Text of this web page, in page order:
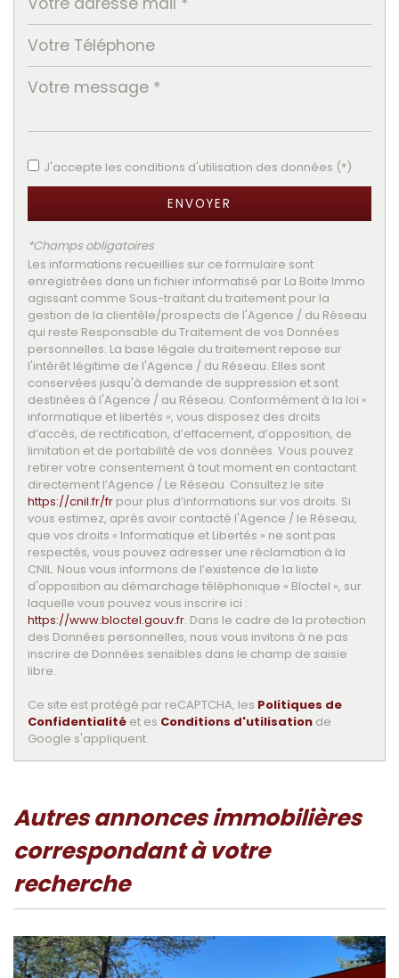
Taxe foncière
21,57 %
Habitants de moins de 25 ans
Habitants de 25 à 55 ans
Familles sans enfant
40,65 %
Familles avec 1 ou 2 enfants
Appartements
Familles avec 3 enfants
6,53 %
J'accepte les conditions d'utilisation des données (*)
ENVOYER
*Champs obligatoires
Les informations recueillies sur ce formulaire sont
enregistrées dans un fichier informatisé par La Boite Immo
agissant comme Sous-traitant du traitement pour la
gestion de la clientèle/prospects de l'Agence / du Réseau
qui reste Responsable du Traitement de vos Données
personnelles. La base légale du traitement repose sur
l'intérêt légitime de l'Agence / du Réseau. Elles sont
conservées jusqu'à demande de suppression et sont
destinées à l'Agence / au Réseau. Conformément à la loi «
informatique et libertés », vous disposez des droits
d’accès, de rectification, d’effacement, d’opposition, de
limitation et de portabilité de vos données. Vous pouvez
retirer votre consentement à tout moment en contactant
directement l’Agence / Le Réseau. Consultez le site
https://cnil.fr/fr pour plus d’informations sur vos droits. Si
vous estimez, après avoir contacté l'Agence / le Réseau,
que vos droits « Informatique et Libertés » ne sont pas
respectés, vous pouvez adresser une réclamation à la
CNIL. Nous vous informons de l’existence de la liste
d'opposition au démarchage téléphonique « Bloctel », sur
laquelle vous pouvez vous inscrire ici :
https://www.bloctel.gouv.fr. Dans le cadre de la protection
des Données personnelles, nous vous invitons à ne pas
inscrire de Données sensibles dans le champ de saisie
libre.
Ce site est protégé par reCAPTCHA, les Politiques de
Confidentialité et es Conditions d'utilisation de
Google s'appliquent.
autres annonces immobilières
correspondant à votre
recherche